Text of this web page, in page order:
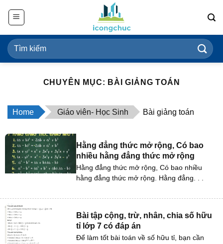
qua
dung
CHUYÊN MỤC: BÀI GIẢNG TOÁN
Home Giáo viên- Học Sinh Bài giảng toán
Hằng đẳng thức mở rộng, Có bao
nhiều hằng đẳng thức mở rộng
Hằng đẳng thức mở rộng, Có bao nhiều
hằng đẳng thức mở rộng. Hằng đẳng. . .
Bài tập cộng, trừ, nhân, chia số hữu
tỉ lớp 7 có đáp án
Để làm tốt bài toán về số hữu tỉ, bạn cần